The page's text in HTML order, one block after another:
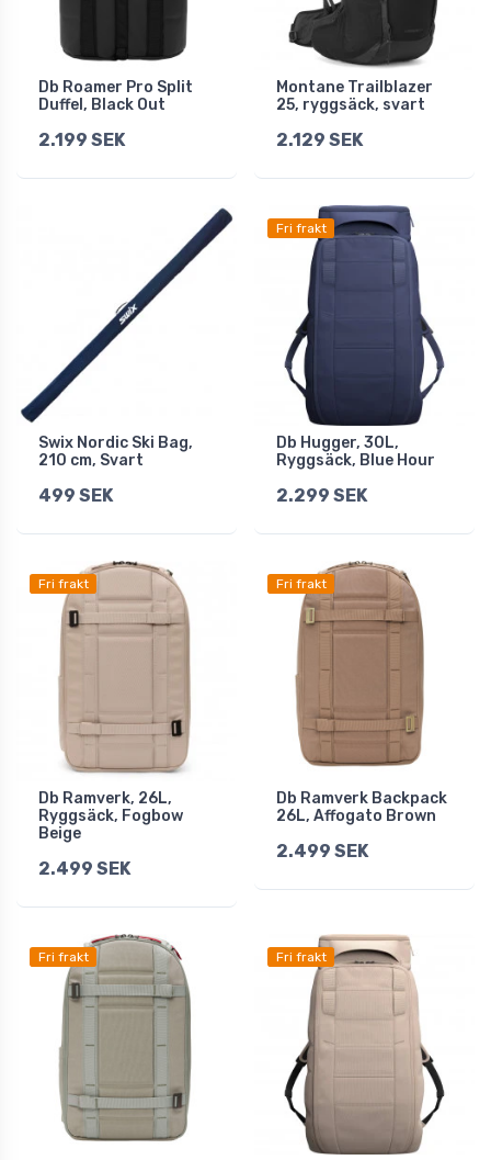
Db Roamer Pro Split
Duffel, Black Out
2.199 SEK
Montane Trailblazer
25, ryggsäck, svart
2.129 SEK
Swix Nordic Ski Bag,
210 cm, Svart
499 SEK
Fri frakt
Db Hugger, 30L,
Ryggsäck, Blue Hour
2.299 SEK
Fri frakt
Db Ramverk, 26L,
Ryggsäck, Fogbow
Beige
2.499 SEK
Fri frakt
Db Ramverk Backpack
26L, Affogato Brown
2.499 SEK
Fri frakt Fri frakt